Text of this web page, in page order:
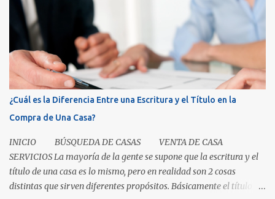
o
¿Cuál es la Diferencia Entre una Escritura y el Título en la
Compra de Una Casa?
INICIO BÚSQUEDA DE CASAS VENTA DE CASA
SERVICIOS La mayoría de la gente se supone que la escritura y el
título de una casa es lo mismo, pero en realidad son 2 cosas
distintas que sirven diferentes propósitos. Básicamente el título